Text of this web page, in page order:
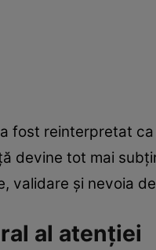
fost reinterpretat
devine tot mai
validare și nevoia
al atenției